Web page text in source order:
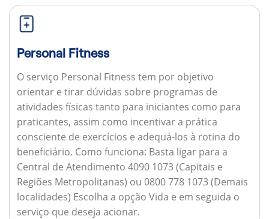
Personal Fitness
O serviço Personal Fitness tem por objetivo
orientar e tirar dúvidas sobre programas de
atividades físicas tanto para iniciantes como para
praticantes, assim como incentivar a prática
consciente de exercícios e adequá-los à rotina do
beneficiário. Como funciona: Basta ligar para a
Central de Atendimento 4090 1073 (Capitais e
Regiões Metropolitanas) ou 0800 778 1073 (Demais
localidades) Escolha a opção Vida e em seguida o
serviço que deseja acionar.